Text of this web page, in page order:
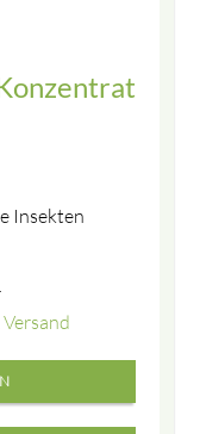
Insekten
Versand